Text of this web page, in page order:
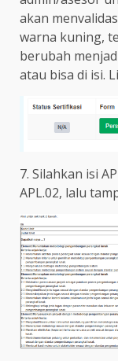
akan
warna kuning,
berubah
atau bisa di isi.
7. Silahkan isi
APL.02, lalu